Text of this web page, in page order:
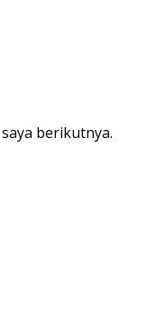
berikutnya.